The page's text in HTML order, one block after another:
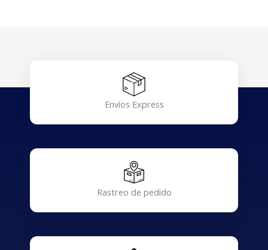
Envíos Express
Rastreo de pedido